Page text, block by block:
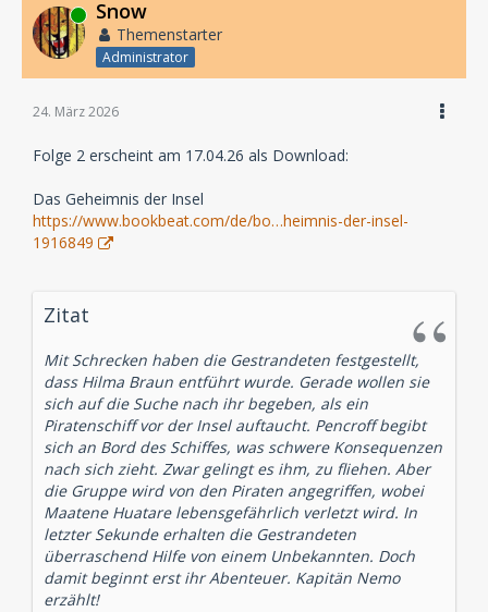
Online Snow
Themenstarter
Administrator
24. März 2026
Folge 2 erscheint am 17.04.26 als Download:
Das Geheimnis der Insel
https://www.bookbeat.com/de/bo…heimnis-der-insel-
1916849
Zitat
Mit Schrecken haben die Gestrandeten festgestellt,
dass Hilma Braun entführt wurde. Gerade wollen sie
sich auf die Suche nach ihr begeben, als ein
Piratenschiff vor der Insel auftaucht. Pencroff begibt
sich an Bord des Schiffes, was schwere Konsequenzen
nach sich zieht. Zwar gelingt es ihm, zu fliehen. Aber
die Gruppe wird von den Piraten angegriffen, wobei
Maatene Huatare lebensgefährlich verletzt wird. In
letzter Sekunde erhalten die Gestrandeten
überraschend Hilfe von einem Unbekannten. Doch
damit beginnt erst ihr Abenteuer. Kapitän Nemo
erzählt!